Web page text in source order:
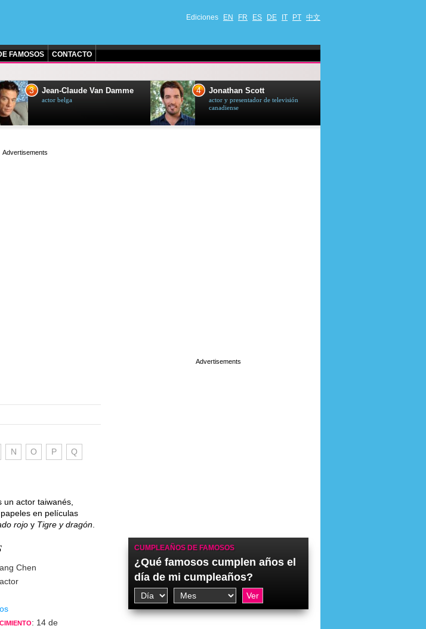
Ediciones EN FR ES DE IT PT 中文
FAMOSOS CONTACTO
3 Jean-Claude Van Damme
actor belga
4 Jonathan Scott
actor y presentador de televisión
canadiense
N O P Q
un actor taiwanés,
en películas
rojo y Tigre y dragón
Chen
: 14 de
CUMPLEAÑOS DE FAMOSOS
¿Qué famosos cumplen años el
día de mi cumpleaños?